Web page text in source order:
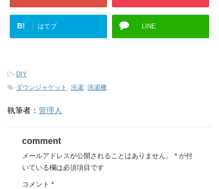
B! はてブ LINE
-DIY
-ダウンジャケット 洗濯 洗濯機
執筆者： 管理人
comment
メールアドレスが公開されることはありません。 * が付
いている欄は必須項目です
コメント *